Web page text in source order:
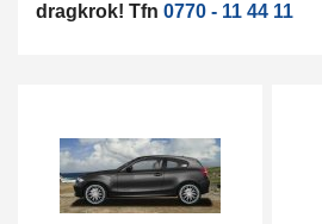
dragkrok! Tfn 0770 - 11 44 11